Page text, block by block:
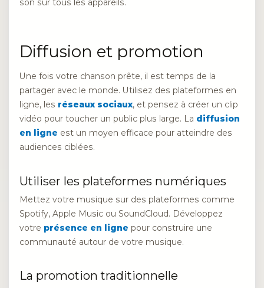
son sur tous les appareils.
Diffusion et promotion
Une fois votre chanson prête, il est temps de la
partager avec le monde. Utilisez des plateformes en
ligne, les réseaux sociaux, et pensez à créer un clip
vidéo pour toucher un public plus large. La diffusion
en ligne est un moyen efficace pour atteindre des
audiences ciblées.
Utiliser les plateformes numériques
Mettez votre musique sur des plateformes comme
Spotify, Apple Music ou SoundCloud. Développez
votre présence en ligne pour construire une
communauté autour de votre musique.
La promotion traditionnelle